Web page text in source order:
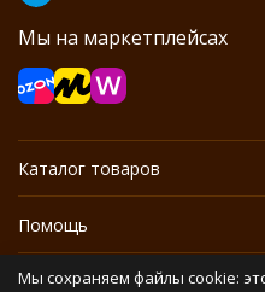
Мы на маркетплейсах
Каталог товаров
Помощь
Информация
Мы сохраняем файлы cookie: